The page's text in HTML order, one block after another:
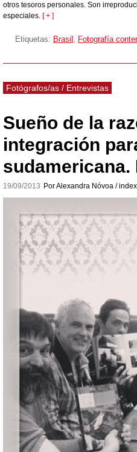
otros tesoros personales. Son
especiales. [ + ]
Etiquetas: Brasil , Fotografía
Fotógrafos/as / Entrevistas
Sueño de la
integración
19/09/2013 Por Alexandra Nóvoa /